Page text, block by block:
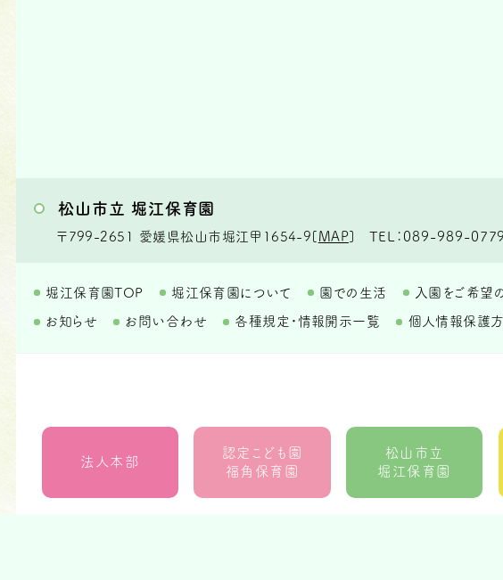
松山市立 堀江保育園
〒799-2651 愛媛県松山市堀江甲1654-9 [ MAP ] TEL 089-989-0779
堀江保育園TOP 堀江保育園について 園での生活 入園をご希望
お知らせ お問い合わせ 各種規定・情報開示一覧 個人情報保護
法人本部
認定こども園
福角保育園
松山市立
堀江保育園